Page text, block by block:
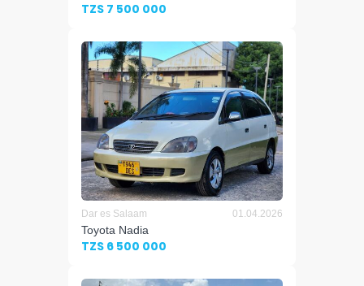
TZS 7 500 000
Dar es Salaam 01.04.2026
Toyota Nadia
TZS 6 500 000